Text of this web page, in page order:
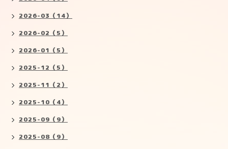
2026-03（14）
2026-02（5）
2026-01（5）
2025-12（5）
2025-11（2）
2025-10（4）
2025-09（9）
2025-08（9）